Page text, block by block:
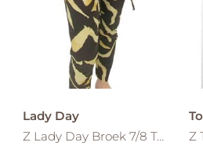
Lady Day
Z Lady Day Broek 7/8 Tokyo L14.380.3256 Pania print
Z